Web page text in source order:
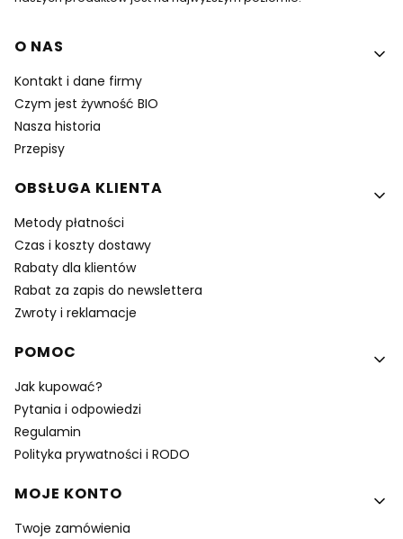
Linki w stopce
O NAS
Kontakt i dane firmy
Czym jest żywność BIO
Nasza historia
Przepisy
OBSŁUGA KLIENTA
Metody płatności
Czas i koszty dostawy
Rabaty dla klientów
Rabat za zapis do newslettera
Zwroty i reklamacje
POMOC
Jak kupować?
Pytania i odpowiedzi
Regulamin
Polityka prywatności i RODO
MOJE KONTO
Twoje zamówienia